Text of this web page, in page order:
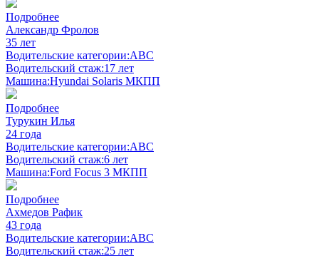
Подробнее
Александр Фролов
35 лет
Водительские категории:ABC
Водительский стаж:17 лет
Машина:Hyundai Solaris МКПП
Подробнее
Турукин Илья
24 года
Водительские категории:ABC
Водительский стаж:6 лет
Машина:Ford Focus 3 МКПП
Подробнее
Ахмедов Рафик
43 года
Водительские категории:ABC
Водительский стаж:25 лет